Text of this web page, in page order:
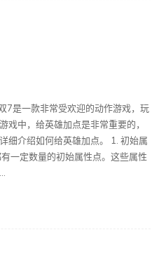
7是一款非常受欢迎的动作游戏，玩
戏中，给英雄加点是非常重要的，
细介绍如何给英雄加点。 1. 初始属
一定数量的初始属性点。这些属性